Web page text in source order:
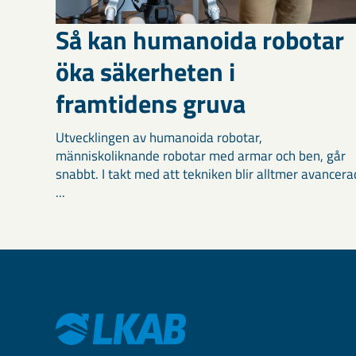
Så kan humanoida robotar
öka säkerheten i
framtidens gruva
Utvecklingen av humanoida robotar,
människoliknande robotar med armar och ben, går
snabbt. I takt med att tekniken blir alltmer
...